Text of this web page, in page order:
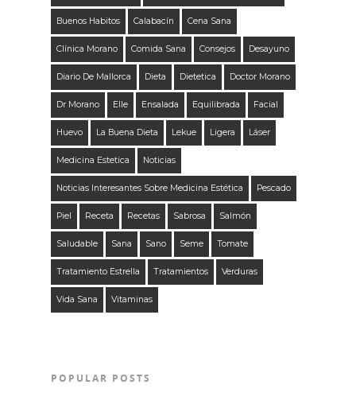
Buenos Habitos Calabacín Cena Sana
Clínica Morano Comida Sana Consejos Desayuno
Diario De Mallorca Dieta Dietetica Doctor Morano
Dr Morano Elle Ensalada Equilibrada Facial
Huevo La Buena Dieta Lekue Ligera Láser
Medicina Estetica Noticias
Noticias Interesantes Sobre Medicina Estética Pescado
Piel Receta Recetas Sabrosa Salmón
Saludable Sana Sano Seme Tomate
Tratamiento Estrella Tratamientos Verduras
Vida Sana Vitaminas
POPULAR POSTS